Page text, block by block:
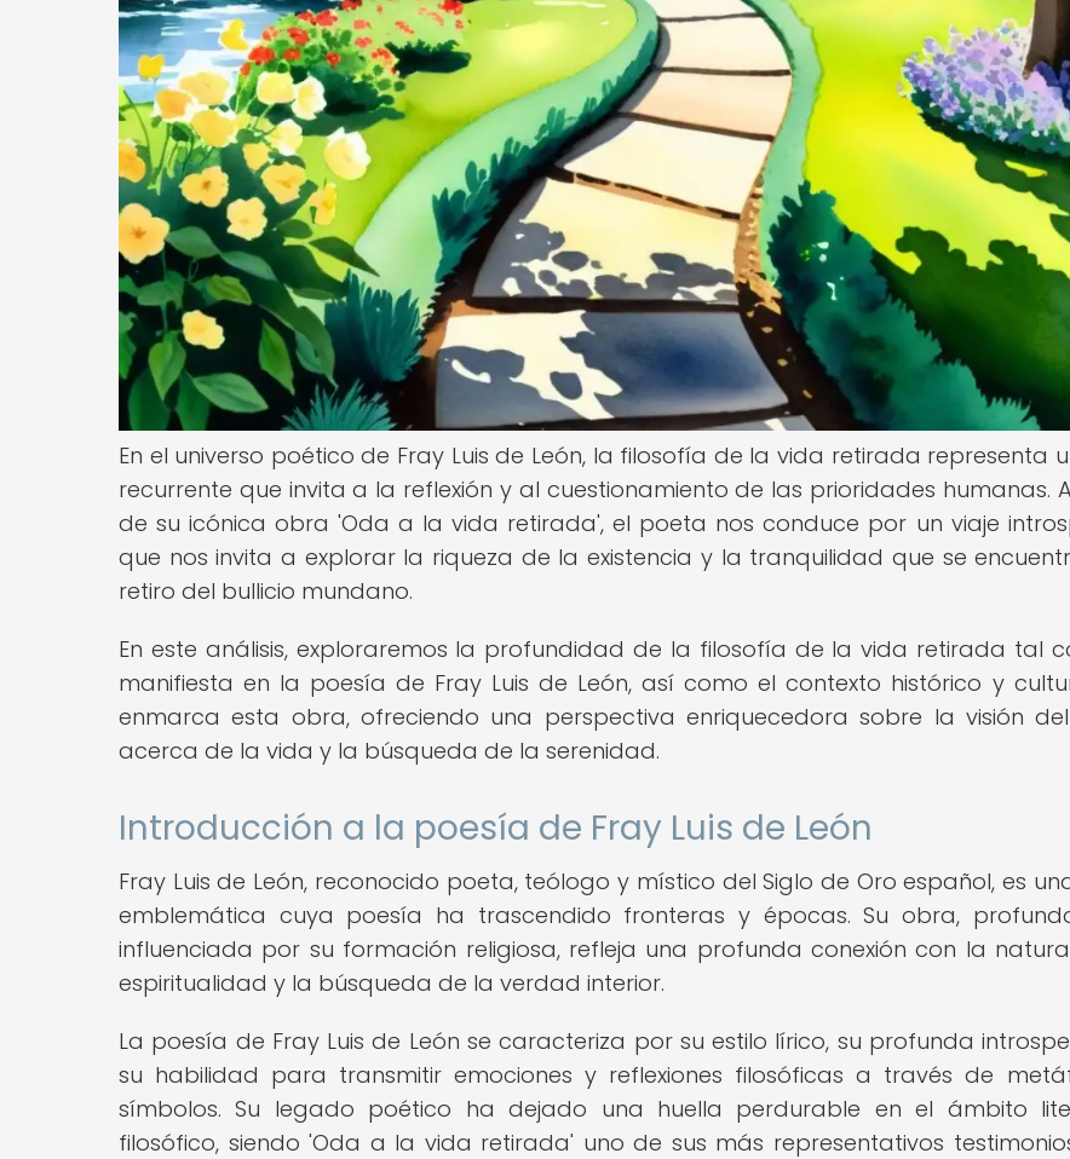
En el universo poético de Fray Luis de León, la filosofía de la vida retirada representa
recurrente que invita a la reflexión y al cuestionamiento de las prioridades humanas.
de su icónica obra 'Oda a la vida retirada', el poeta nos conduce por un viaje
que nos invita a explorar la riqueza de la existencia y la tranquilidad que se
retiro del bullicio mundano.
En este análisis, exploraremos la profundidad de la filosofía de la vida retirada tal
manifiesta en la poesía de Fray Luis de León, así como el contexto histórico y
enmarca esta obra, ofreciendo una perspectiva enriquecedora sobre la visión
acerca de la vida y la búsqueda de la serenidad.
Introducción a la poesía de Fray Luis de León
Fray Luis de León, reconocido poeta, teólogo y místico del Siglo de Oro español, es
emblemática cuya poesía ha trascendido fronteras y épocas. Su obra,
influenciada por su formación religiosa, refleja una profunda conexión con la
espiritualidad y la búsqueda de la verdad interior.
La poesía de Fray Luis de León se caracteriza por su estilo lírico, su profunda
su habilidad para transmitir emociones y reflexiones filosóficas a través de
símbolos. Su legado poético ha dejado una huella perdurable en el ámbito
filosófico, siendo 'Oda a la vida retirada' uno de sus más representativos